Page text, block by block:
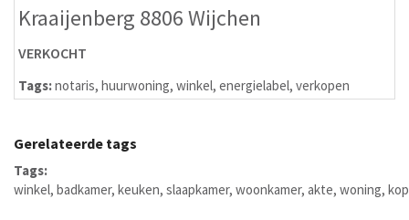
Kraaijenberg 8806 Wijchen
VERKOCHT
Tags:notaris, huurwoning, winkel, energielabel, verkopen
Gerelateerde tags
Tags:
winkel, badkamer, keuken, slaapkamer, woonkamer, akte, woning,